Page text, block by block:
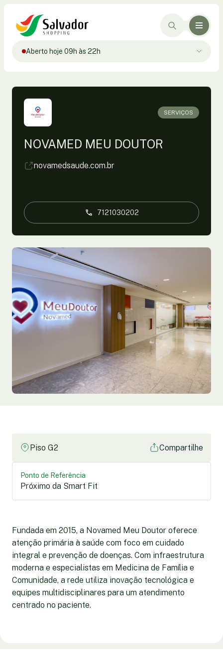
Aberto hoje 09h às 22h
SERVIÇOS
NOVAMED MEU DOUTOR
novamedsaude.com.br
7121030202
Piso G2 Compartilhe
Ponto de Referência
Próximo da Smart Fit
Fundada em 2015, a Novamed Meu Doutor oferece
atenção primária à saúde com foco em cuidado
integral e prevenção de doenças. Com infraestrutura
moderna e especialistas em Medicina de Família e
Comunidade, a rede utiliza inovação tecnológica e
equipes multidisciplinares para um atendimento
centrado no paciente.